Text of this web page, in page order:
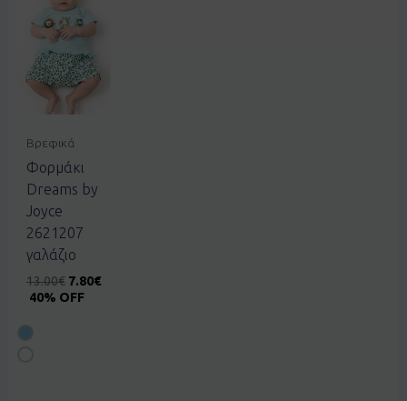
Βρεφικά
Φορμάκι
Dreams by
Joyce
2621207
γαλάζιο
13.00€ 7.80€
40% OFF